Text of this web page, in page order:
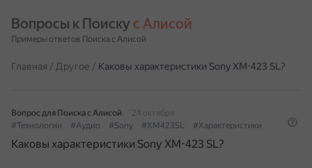
Вопросы к Поиску с Алисой
Примеры ответов Поиска с Алисой
Главная / Другое / Каковы характеристики Sony XM-423 SL?
Вопрос для Поиска с Алисой
24 октября
#Технологии
#Аудио #Sony #XM423SL #Характеристики
Каковы характеристики Sony XM-423 SL?